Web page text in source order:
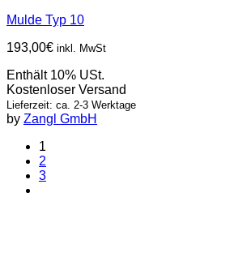
Mulde Typ 10
193,00€ inkl. MwSt
Enthält 10% USt.
Kostenloser Versand
Lieferzeit: ca. 2-3 Werktage
by Zangl GmbH
1
2
3